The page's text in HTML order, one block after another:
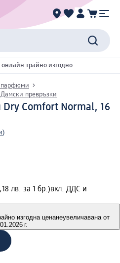
онлайн трайно изгодно
парфюми
Дамски превръзки
Dry Comfort Normal, 16
)
лв. за 1 бр.)вкл. ДДС и
изгодна ценанеувеличавана от
г.